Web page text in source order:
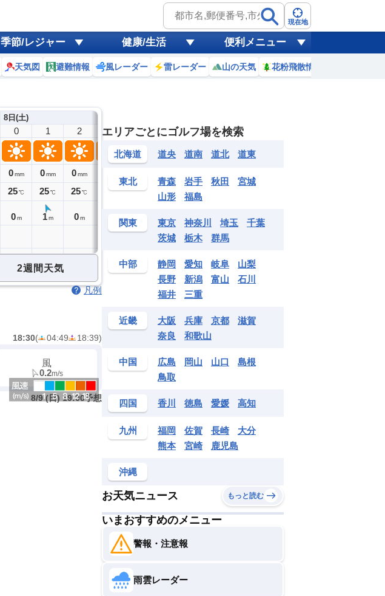
現在地
季節/レジャー 健康/生活 便利メニュー
天気図 避難情報 風レーダー 雷レーダー 山の天気 花粉飛散情報
8日(土)
0
0 mm
25℃
0 m
1
0 mm
25℃
1 m
2
0 mm
25℃
0 m
3
25℃
4
25℃
5
25
0
6
25
1m
7
0m 0
2週間天気
凡例
18:30( 04:49 18:39)
風
0.2m/s
8/9 (日) 19:00予想
エリアごとにゴルフ場を検索
北海道 道央 道南 道北 道東
東北 青森 岩手 秋田
宮城
山形
福島
関東 東京 神奈川 埼玉
千葉
茨城
栃木 群馬
中部 静岡 愛知 岐阜
山梨
長野
新潟 富山
石川
福井
三重
近畿 大阪 兵庫 京都
滋賀
奈良
和歌山
中国 広島 岡山 山口
島根
鳥取
四国 香川 徳島 愛媛 高知
九州 福岡 佐賀 長崎
大分
熊本
宮崎 鹿児島
沖縄
お天気ニュース もっと読む
いまおすすめのメニュー
警報・注意報
雨雲レーダー